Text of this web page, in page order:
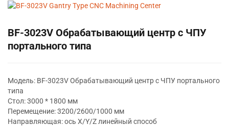
BF-3023V Обрабатывающий центр с ЧПУ
портального типа
Модель: BF-3023V Обрабатывающий центр с ЧПУ портального
типа
Стол: 3000 * 1800 мм
Перемещение: 3200/2600/1000 мм
Направляющая: ось X/Y/Z линейный способ